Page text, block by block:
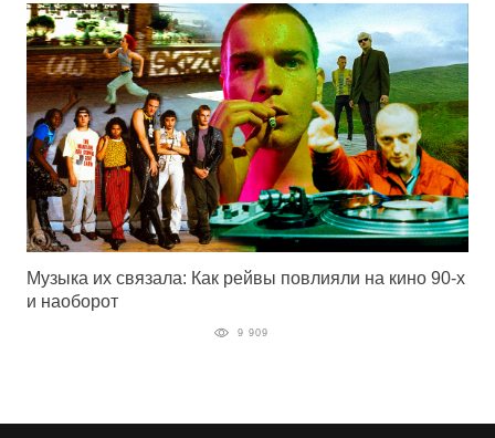
Музыка их связала: Как рейвы повлияли на кино 90-х
и наоборот
9 909